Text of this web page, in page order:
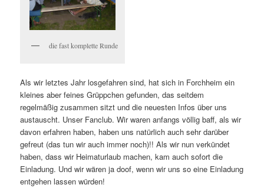
die fast komplette Runde
Als wir letztes Jahr losgefahren sind, hat sich in Forchheim ein
kleines aber feines Grüppchen gefunden, das seitdem
regelmäßig zusammen sitzt und die neuesten Infos über uns
austauscht. Unser Fanclub. Wir waren anfangs völlig baff, als wir
davon erfahren haben, haben uns natürlich auch sehr darüber
gefreut (das tun wir auch immer noch)!! Als wir nun verkündet
haben, dass wir Heimaturlaub machen, kam auch sofort die
Einladung. Und wir wären ja doof, wenn wir uns so eine Einladung
entgehen lassen würden!